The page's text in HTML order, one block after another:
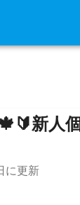
新人
に更新